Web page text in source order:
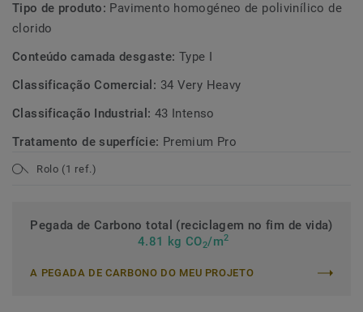
Tipo de produto: Pavimento homogéneo de polivinílico de
clorido
Conteúdo camada desgaste: Type I
Classificação Comercial: 34 Very Heavy
Classificação Industrial: 43 Intenso
Tratamento de superfície: Premium Pro
Rolo (1 ref.)
Pegada de Carbono total (reciclagem no fim de vida)
4.81 kg CO2/m2
A PEGADA DE CARBONO DO MEU PROJETO